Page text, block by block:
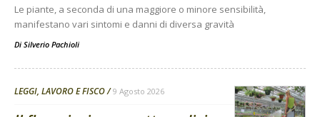
Le piante, a seconda di una maggiore o minore sensibilità,
manifestano vari sintomi e danni di diversa gravità
Di Silverio Pachioli
LEGGI, LAVORO E FISCO 9 Agosto 2026